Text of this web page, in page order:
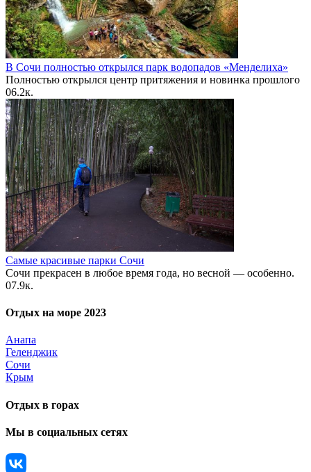
В Сочи полностью открылся парк водопадов «Менделиха»
Полностью открылся центр притяжения и новинка прошлого
06.2к.
Самые красивые парки Сочи
Сочи прекрасен в любое время года, но весной — особенно.
07.9к.
Отдых на море 2023
Анапа
Геленджик
Сочи
Крым
Отдых в горах
Мы в социальных сетях